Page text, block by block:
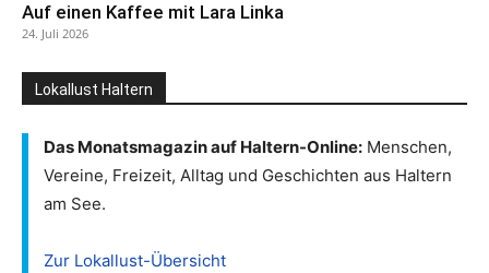
Auf einen Kaffee mit Lara Linka
24. Juli 2026
Lokallust Haltern
Das Monatsmagazin auf Haltern-Online: Menschen,
Vereine, Freizeit, Alltag und Geschichten aus Haltern
am See.
Zur Lokallust-Übersicht